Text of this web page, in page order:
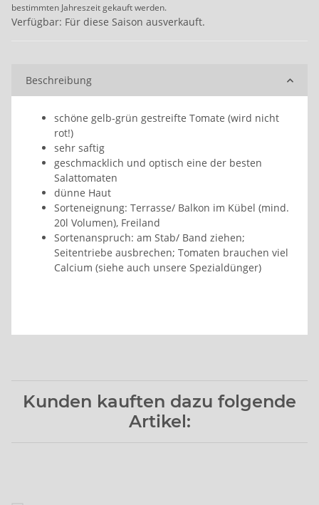
bestimmten Jahreszeit gekauft werden.
Verfügbar: Für diese Saison ausverkauft.
Beschreibung
schöne gelb-grün gestreifte Tomate (wird nicht
rot!)
sehr saftig
geschmacklich und optisch eine der besten
Salattomaten
dünne Haut
Sorteneignung: Terrasse/ Balkon im Kübel (mind.
20l Volumen), Freiland
Sortenanspruch: am Stab/ Band ziehen;
Seitentriebe ausbrechen; Tomaten brauchen viel
Calcium (siehe auch unsere Spezialdünger)
Kunden kauften dazu folgende
Artikel: